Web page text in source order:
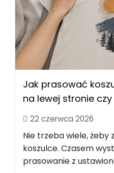
Jak prasować
na lewej stronie
22 czerwca 2026
Nie trzeba wiele, żeby
koszulce. Czasem
prasowanie z